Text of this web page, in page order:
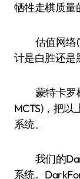
牺牲走棋质量
估值网络
计是白胜还是
蒙特卡罗
MCTS)，把
系统。
我们的
系统。